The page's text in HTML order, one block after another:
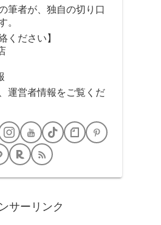
筆者が、独自の切り口
。
ください】
運営者情報をご覧くだ
サーリンク